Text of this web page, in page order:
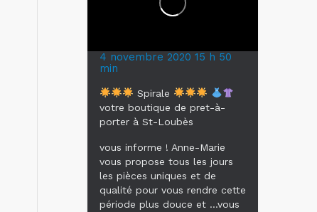
4 novembre 2020 15 h 50
min
Spirale
votre boutique de pret-à-
porter à St-Loubès
vous informe ! Anne-Marie
vous propose tous les jours
les pièces uniques et de
qualité pour vous rendre cette
période plus douce et ...vous